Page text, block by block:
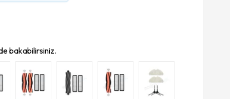
bakabilirsiniz.